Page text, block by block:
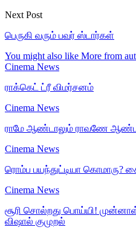
Next Post
பெருகி வரும் பவர் ஸ்டார்கள்
You might also like More from
Cinema News
ராக்கெட் ட்ரீ விமர்சனம்
Cinema News
ராமே ஆண்டாலும் ராவணே
Cinema News
ரொம்ப பயந்துட்டியா கொமாரு?
Cinema News
சூரி சொல்றது பொய்யி!
விஷால் குமுறல்